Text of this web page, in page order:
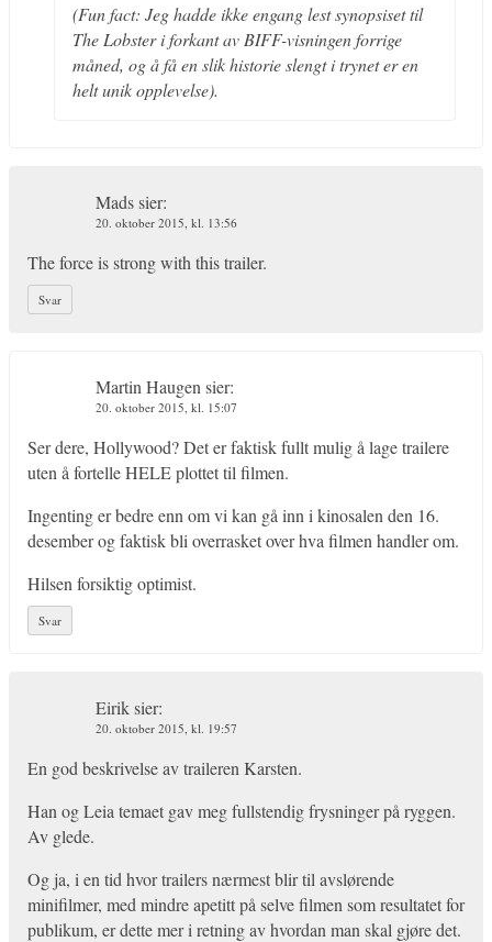
(Fun fact: Jeg hadde ikke engang lest synopsiset til
The Lobster i forkant av BIFF-visningen forrige
måned, og å få en slik historie slengt i trynet er en
helt unik opplevelse).
Madssier:
20. oktober 2015, kl. 13:56
The force is strong with this trailer.
Svar
Martin Haugen sier:
20. oktober 2015, kl. 15:07
Ser dere, Hollywood? Det er faktisk fullt mulig å lage trailere
uten å fortelle HELE plottet til filmen.
Ingenting er bedre enn om vi kan gå inn i kinosalen den 16.
desember og faktisk bli overrasket over hva filmen handler om.
Hilsen forsiktig optimist.
Svar
Eiriksier:
20. oktober 2015, kl. 19:57
En god beskrivelse av traileren Karsten.
Han og Leia temaet gav meg fullstendig frysninger på ryggen.
Av glede.
Og ja, i en tid hvor trailers nærmest blir til avslørende
minifilmer, med mindre apetitt på selve filmen som resultatet for
publikum, er dette mer i retning av hvordan man skal gjøre det.